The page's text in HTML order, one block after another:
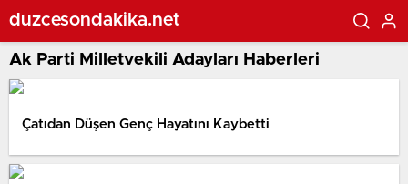
duzcesondakika.net
Ak Parti Milletvekili Adayları Haberleri
Çatıdan Düşen Genç Hayatını Kaybetti